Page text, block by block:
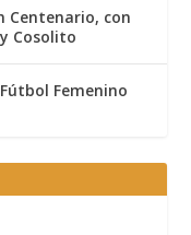
Centenario, con
Cosolito
Femenino